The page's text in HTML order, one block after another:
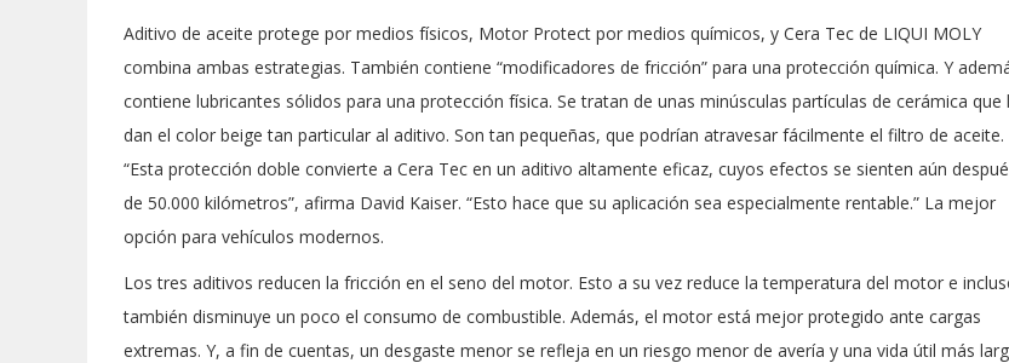
Aditivo de aceite protege por medios físicos, Motor Protect por medios químicos, y Cera Tec de LIQUI MOLY
combina ambas estrategias. También contiene “modificadores de fricción” para una protección química. Y
contiene lubricantes sólidos para una protección física. Se tratan de unas minúsculas partículas de cerámica que
dan el color beige tan particular al aditivo. Son tan pequeñas, que podrían atravesar fácilmente el filtro de aceite.
“Esta protección doble convierte a Cera Tec en un aditivo altamente eficaz, cuyos efectos se sienten aún
de 50.000 kilómetros”, afirma David Kaiser. “Esto hace que su aplicación sea especialmente rentable.” La mejor
opción para vehículos modernos.
Los tres aditivos reducen la fricción en el seno del motor. Esto a su vez reduce la temperatura del motor e
también disminuye un poco el consumo de combustible. Además, el motor está mejor protegido ante cargas
extremas. Y, a fin de cuentas, un desgaste menor se refleja en un riesgo menor de avería y una vida útil más